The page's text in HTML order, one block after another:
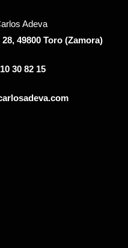
49800 Toro (Zamora)
30 82 15